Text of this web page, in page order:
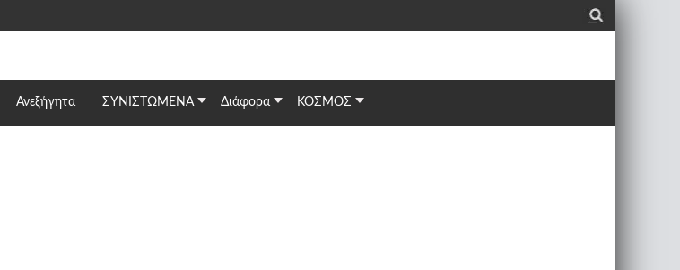
_
Ανεξήγητα ΣΥΝΙΣΤΩΜΕΝΑ Διάφορα ΚΟΣΜΟΣ